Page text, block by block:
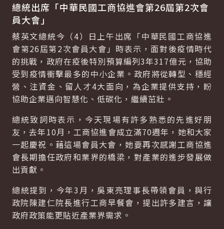
總統出席「中華民國工商協進會第26屆第2次會
員大會」
蔡英文總統今（4）日上午出席「中華民國工商協進
會第26屆第2次會員大會」時表示，面對後疫情時代
的挑戰，政府在疫後特別預算編列3年317億元，協助
受到疫情衝擊最多的中小企業。政府將從轉型、穩經
營、注資金、留人才4大面向，為企業提供支持，盼
協助企業邁向智慧化、低碳化，繼續茁壯。
總統致詞時表示，今天現場有許多熟悉的先進好朋
友，去年10月，工商協進會成立滿70週年，她和大家
一起慶祝。藉這場會員大會，她要再次感謝工商協進
會長期擔任政府和業界的橋梁，對產業的進步發展做
出貢獻。
總統提到，今年3月，吳東亮理事長帶領會員，與行
政院陳建仁院長進行工商早餐會，提出許多建言，讓
政府政策能更貼近產業界需求。